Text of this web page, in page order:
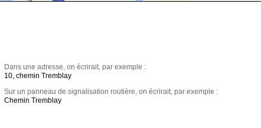
Dans une adresse, on écrirait, par exemple :
10, chemin Tremblay
Sur un panneau de signalisation routière, on écrirait, par exemple :
Chemin Tremblay